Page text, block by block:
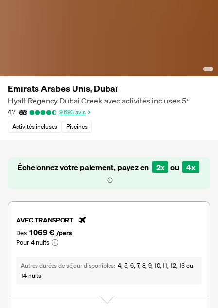
Emirats Arabes Unis, Dubaï
Hyatt Regency Dubai Creek avec activités incluses5*
4,7 9 693avis
Activités incluses
Piscines
Échelonnez votre paiement, payez en 2x ou 4x
AVEC TRANSPORT
Dès 1 069 € /pers
Pour 4 nuits
Autres durées de séjour disponibles 4, 5, 6, 7, 8, 9, 10, 11, 12, 13 ou
14 nuits